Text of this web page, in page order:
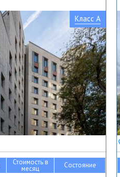
Класс A
Стоимость в
месяц Состояние